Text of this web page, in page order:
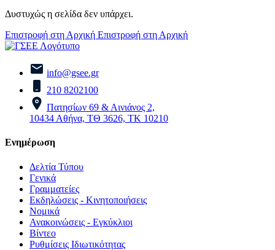
Δυστυχώς η σελίδα δεν υπάρχει.
Επιστροφή στη Αρχική Επιστροφή στη Αρχική
info@gsee.gr
210 8202100
Πατησίων 69 & Αινιάνος 2,
10434 Αθήνα, ΤΘ 3626, ΤΚ 10210
Ενημέρωση
Δελτία Τύπου
Γενικά
Γραμματείες
Εκδηλώσεις - Κινητοποιήσεις
Νομικά
Ανακοινώσεις - Εγκύκλιοι
Βίντεο
Ρυθμίσεις Ιδιωτικότητας